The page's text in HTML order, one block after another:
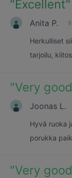
"Excellent"
Anita P.
Herkulliset
tarjoilu,
"Very good
Joonas L.
Hyvä ruoka
porukka
"Very good